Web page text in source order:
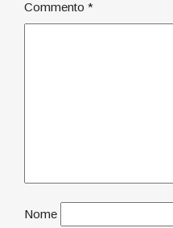
Commento *
Nome